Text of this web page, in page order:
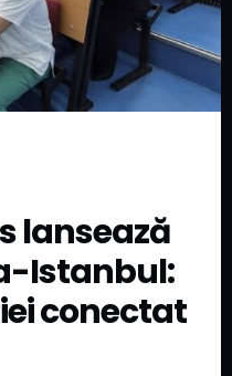
lansează
Istanbul:
conectat